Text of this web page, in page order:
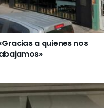
a quienes nos